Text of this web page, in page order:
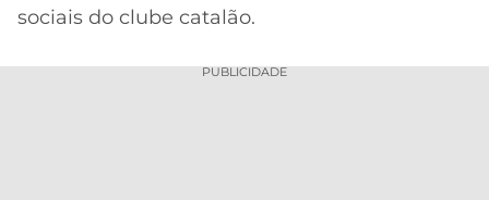
APPS
PREMIER
sociais do clube catalão.
PUBLICIDADE